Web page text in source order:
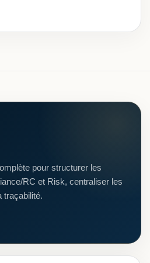
pour structurer les
RC et Risk, centraliser les
traçabilité.